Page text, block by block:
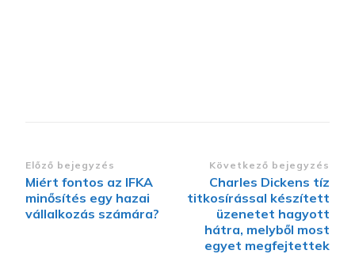
Bejegyzések
navigációja
Előző bejegyzés
Miért fontos az IFKA
minősítés egy hazai
vállalkozás számára?
Következő bejegyzés
Charles Dickens tíz
titkosírással készített
üzenetet hagyott
hátra, melyből most
egyet megfejtettek